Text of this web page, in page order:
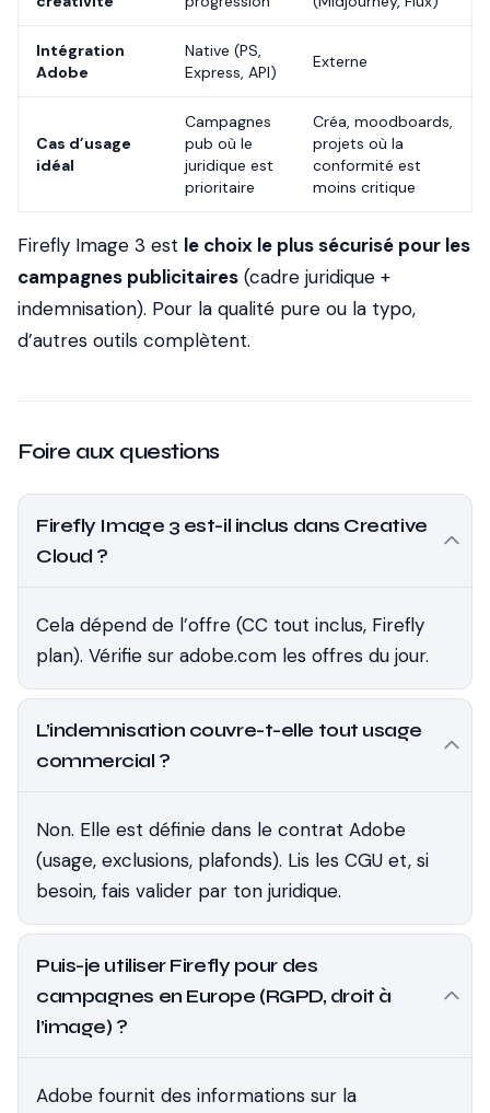
Intégration
Adobe
Native (PS,
Express, API)
Externe
Cas d’usage
idéal
Campagnes
pub où le
juridique est
prioritaire
Créa, moodboards,
projets où la
conformité est
moins critique
Firefly Image 3 est le choix le plus sécurisé pour les
campagnes publicitaires (cadre juridique +
indemnisation). Pour la qualité pure ou la typo,
d’autres outils complètent.
Foire aux questions
Firefly Image 3 est-il inclus dans Creative
Cloud ?
Cela dépend de l’offre (CC tout inclus, Firefly
plan). Vérifie sur adobe.com les offres du jour.
L’indemnisation couvre-t-elle tout usage
commercial ?
Non. Elle est définie dans le contrat Adobe
(usage, exclusions, plafonds). Lis les CGU et, si
besoin, fais valider par ton juridique.
Puis-je utiliser Firefly pour des
campagnes en Europe (RGPD, droit à
l’image) ?
Adobe fournit des informations sur la